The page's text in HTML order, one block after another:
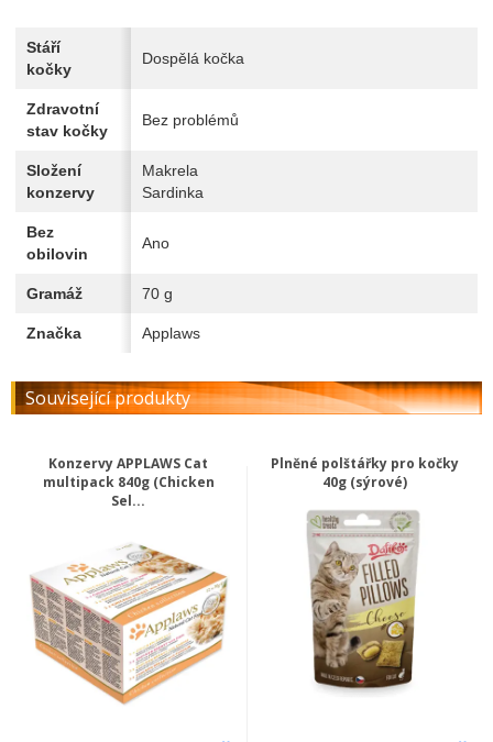
Stáří
kočky
Dospělá kočka
Zdravotní
stav kočky
Bez problémů
Složení
konzervy
Makrela
Sardinka
Bez
obilovin
Ano
Gramáž 70 g
Značka Applaws
Související produkty
Konzervy APPLAWS Cat
multipack 840g (Chicken
Sel...
Plněné polštářky pro kočky
40g (sýrové)